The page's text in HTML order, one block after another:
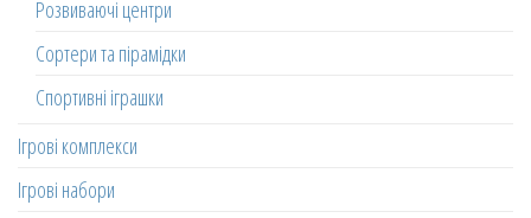
Розвиваючі центри
Сортери та пірамідки
Спортивні іграшки
Ігрові комплекси
Ігрові набори